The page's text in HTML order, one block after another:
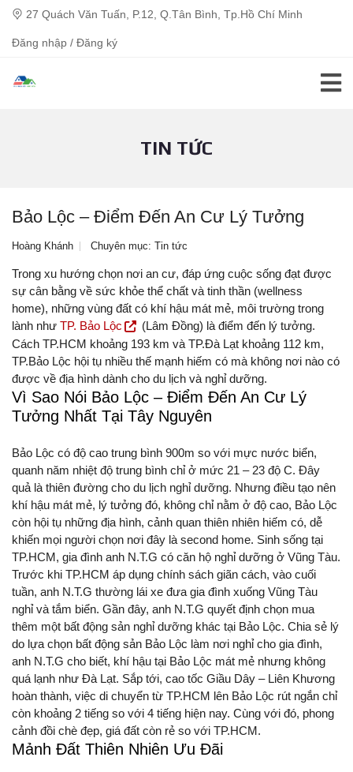
27 Quách Văn Tuấn, P.12, Q.Tân Bình, Tp.Hồ Chí Minh
Đăng nhập / Đăng ký
TIN TỨC
Bảo Lộc – Điểm Đến An Cư Lý Tưởng
Hoàng Khánh Chuyên mục: Tin tức
Trong xu hướng chọn nơi an cư, đáp ứng cuộc sống đạt được
sự cân bằng về sức khỏe thể chất và tinh thần (wellness
home), những vùng đất có khí hậu mát mẻ, môi trường trong
lành như TP. Bảo Lộc
(Lâm Đồng) là điểm đến lý tưởng.
Cách TP.HCM khoảng 193 km và TP.Đà Lạt khoảng 112 km,
TP.Bảo Lộc hội tụ nhiều thế mạnh hiếm có mà không nơi nào có
được về địa hình dành cho du lịch và nghỉ dưỡng.
Vì Sao Nói Bảo Lộc – Điểm Đến An Cư Lý
Tưởng Nhất Tại Tây Nguyên
Bảo Lộc có độ cao trung bình 900m so với mực nước biển,
quanh năm nhiệt độ trung bình chỉ ở mức 21 – 23 độ C. Đây
quả là thiên đường cho du lịch nghỉ dưỡng. Nhưng điều tạo nên
khí hậu mát mẻ, lý tưởng đó, không chỉ nằm ở độ cao, Bảo Lộc
còn hội tụ những địa hình, cảnh quan thiên nhiên hiếm có, dễ
khiến mọi người chọn nơi đây là second home. Sinh sống tại
TP.HCM, gia đình anh N.T.G có căn hộ nghỉ dưỡng ở Vũng Tàu.
Trước khi TP.HCM áp dụng chính sách giãn cách, vào cuối
tuần, anh N.T.G thường lái xe đưa gia đình xuống Vũng Tàu
nghỉ và tắm biển. Gần đây, anh N.T.G quyết định chọn mua
thêm một bất động sản nghỉ dưỡng khác tại Bảo Lộc. Chia sẻ lý
do lựa chọn bất động sản Bảo Lộc làm nơi nghỉ cho gia đình,
anh N.T.G cho biết, khí hậu tại Bảo Lộc mát mẻ nhưng không
quá lạnh như Đà Lạt. Sắp tới, cao tốc Giầu Dây – Liên Khương
hoàn thành, việc di chuyển từ TP.HCM lên Bảo Lộc rút ngắn chỉ
còn khoảng 2 tiếng so với 4 tiếng hiện nay. Cùng với đó, phong
cảnh đồi chè đẹp, giá đất còn rẻ so với TP.HCM.
Mảnh Đất Thiên Nhiên Ưu Đãi